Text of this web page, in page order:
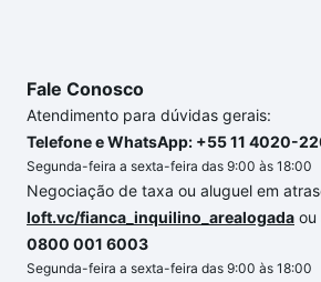
Fale Conosco
Atendimento para dúvidas gerais:
Telefone e WhatsApp: +55 11 4020-
Segunda-feira a sexta-feira das 9:00 às 18:00
Negociação de taxa ou aluguel em
loft.vc/fianca_inquilino_arealogada ou
0800 001 6003
Segunda-feira a sexta-feira das 9:00 às 18:00